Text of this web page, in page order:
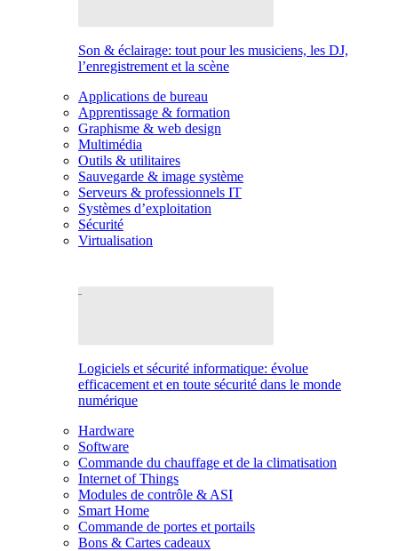
Son & éclairage: tout pour les musiciens, les DJ,
l’enregistrement et la scène
Applications de bureau
Apprentissage & formation
Graphisme & web design
Multimédia
Outils & utilitaires
Sauvegarde & image système
Serveurs & professionnels IT
Systèmes d’exploitation
Sécurité
Virtualisation
Logiciels et sécurité informatique: évolue
efficacement et en toute sécurité dans le monde
numérique
Hardware
Software
Commande du chauffage et de la climatisation
Internet of Things
Modules de contrôle & ASI
Smart Home
Commande de portes et portails
Bons & Cartes cadeaux